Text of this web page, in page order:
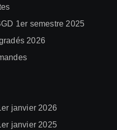
1er semestre 2025
2026
janvier 2026
janvier 2025